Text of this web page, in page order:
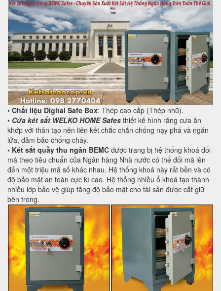
• Chất liệu Digital Safe Box: Thép cao cấp (Thép nhũ).
• Cửa két sắt WELKO HOME Safes thiết kế hình răng cưa ăn
khớp với thân tạo nên liên kết chắc chắn chống nạy phá và ngăn
lửa, đảm bảo chống cháy.
• Két sắt quầy thu ngân BEMC được trang bị hệ thống khoá đổi
mã theo tiêu chuẩn của Ngân hàng Nhà nước có thể đổi mã lên
đến một triệu mã số khác nhau. Hệ thống khoá này rất bền và có
độ bảo mật an toàn cực kì cao. Hệ thống nhiều ổ khoá tạo thành
nhiều lớp bảo vệ giúp tăng độ bảo mật cho tài sản được cất giữ
bên trong.